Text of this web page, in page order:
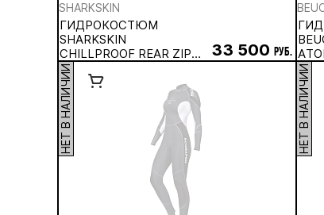
SHARKSKIN
ГИДРОКОСТЮМ
SHARKSKIN
CHILLPROOF REAR ZIP
SUIT, МУЖСКОЙ
33 500 руб.
НЕТ В НАЛИЧИИ НЕТ В НАЛИЧИИ